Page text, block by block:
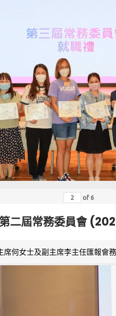
of 6
二屆常務委員會
席何女士及副主席李主任匯報會